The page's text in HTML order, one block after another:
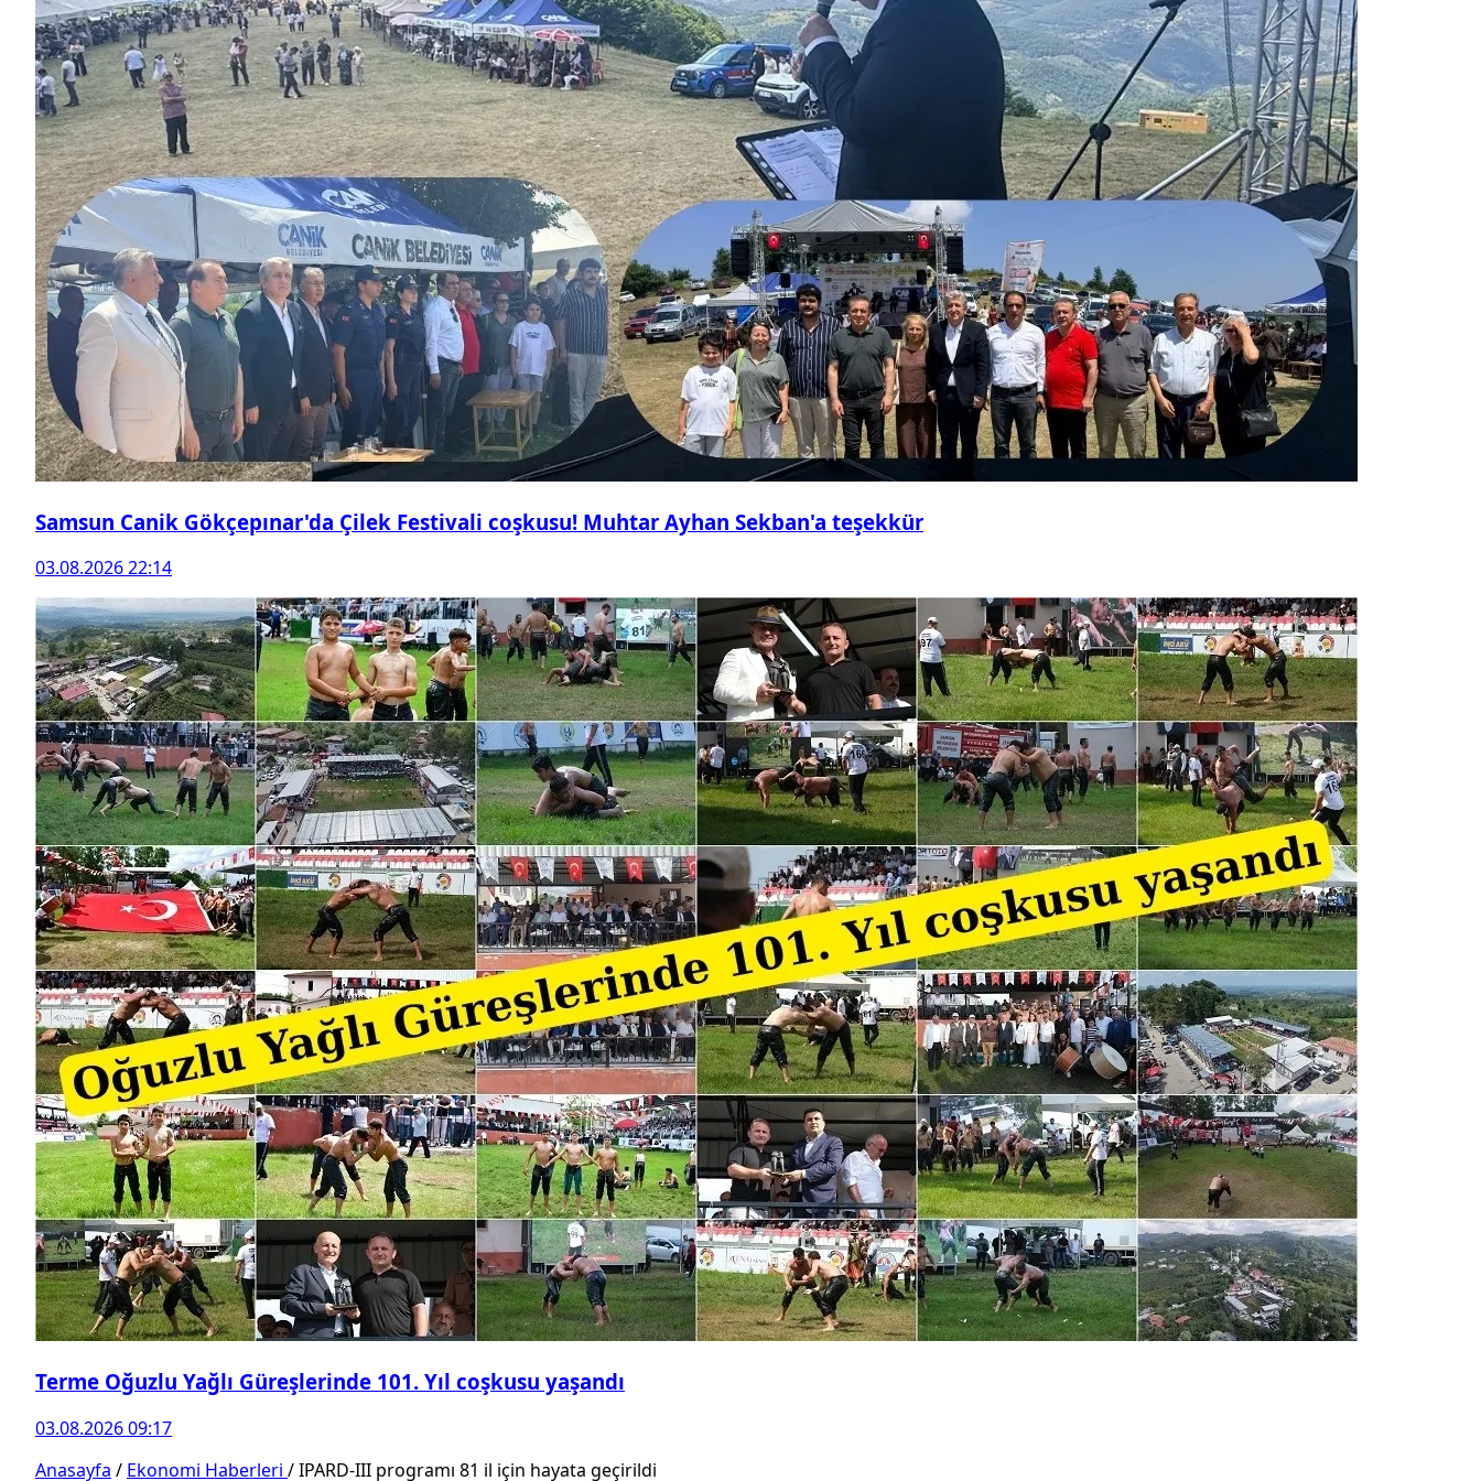
Samsun Canik Gökçepınar'da Çilek Festivali coşkusu! Muhtar Ayhan Sekban'a teşekkür
03.08.2026 22:14
Terme Oğuzlu Yağlı Güreşlerinde 101. Yıl coşkusu yaşandı
03.08.2026 09:17
Anasayfa / Ekonomi Haberleri /IPARD-III programı 81 il için hayata geçirildi